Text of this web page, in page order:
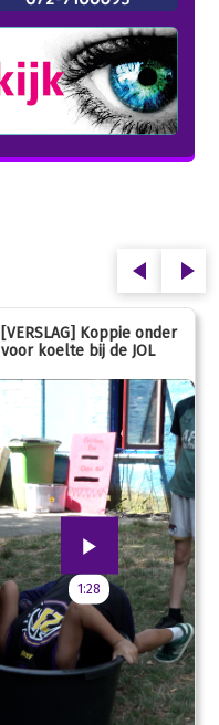
[VERSLAG] Koppie onder
voor koelte bij de JOL
1:28